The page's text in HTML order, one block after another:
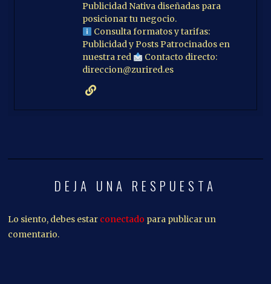
Publicidad Nativa diseñadas para
posicionar tu negocio.
Consulta formatos y tarifas:
Publicidad y Posts Patrocinados en
nuestra red
Contacto directo:
direccion@zurired.es
DEJA UNA RESPUESTA
Lo siento, debes estar conectado para publicar un
comentario.